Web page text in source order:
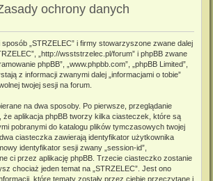
ochrony danych
„STRZELEC” i firmy stowarzyszone zwane dalej
„http://wsststrzelec.pl/forum” i phpBB zwane
phpBB”, „www.phpbb.com”, „phpBB Limited”,
z informacji zwanymi dalej „informacjami o tobie”
twojej sesji na forum.
na dwa sposoby. Po pierwsze, przeglądanie
że aplikacja phpBB tworzy kilka ciasteczek, które są
pobranymi do katalogu plików tymczasowych twojej
ciasteczka zawierają identyfikator użytkownika
identyfikator sesji zwany „session-id”,
ci przez aplikację phpBB. Trzecie ciasteczko zostanie
chociaż jeden temat na „STRZELEC”. Jest ono
które tematy zostały przez ciebie przeczytane i